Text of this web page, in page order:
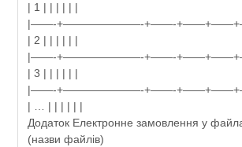
| 1 | | | | | |
|——-+———————-+——-
| 2 | | | | | |
|——-+———————-+——-
| 3 | | | | | |
|——-+———————-+——-
| … | | | | | |
Додаток Електронне замовлення у
(назви файлів)